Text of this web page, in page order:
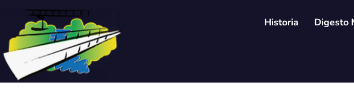
Saltar
al
contenido
Historia Digesto